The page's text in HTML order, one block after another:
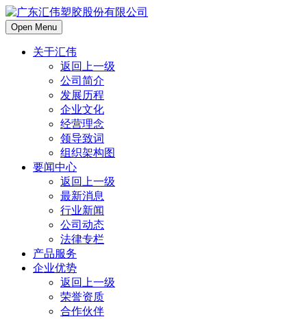
Open Menu
关于汇伟
返回上一级
公司简介
发展历程
企业文化
经营理念
领导致词
组织架构图
要闻中心
返回上一级
最新消息
行业新闻
公司动态
法律专栏
产品服务
企业优势
返回上一级
荣誉资质
合作伙伴